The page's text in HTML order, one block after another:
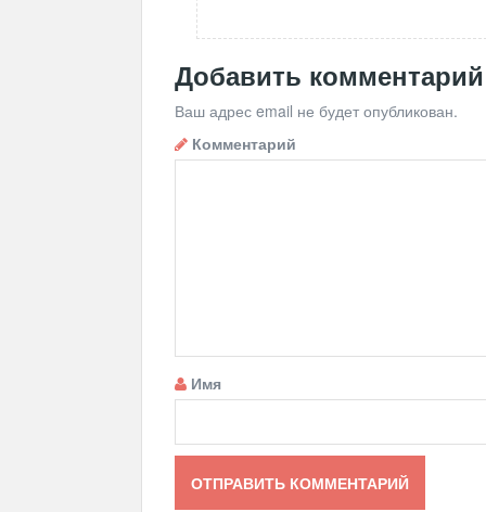
Добавить комментарий
Ваш адрес email не будет опубликован.
Комментарий
Имя